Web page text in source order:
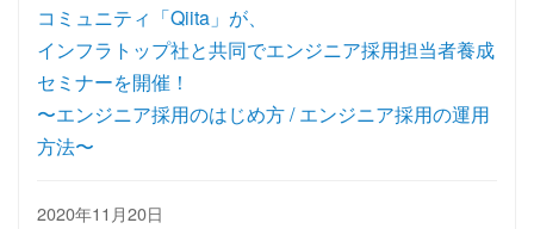
コミュニティ「Qiita」が、
インフラトップ社と共同でエンジニア採用担当者養成
セミナーを開催！
〜エンジニア採用のはじめ方 / エンジニア採用の運用
方法〜
2020年11月20日